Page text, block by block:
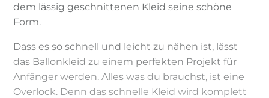
dem lässig geschnittenen Kleid seine schöne
Form.
Dass es so schnell und leicht zu nähen ist, lässt
das Ballonkleid zu einem perfekten Projekt für
Anfänger werden. Alles was du brauchst, ist eine
Overlock. Denn das schnelle Kleid wird komplett